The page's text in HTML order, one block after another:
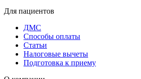
Для пациентов
ДМС
Способы оплаты
Статьи
Налоговые вычеты
Подготовка к приему